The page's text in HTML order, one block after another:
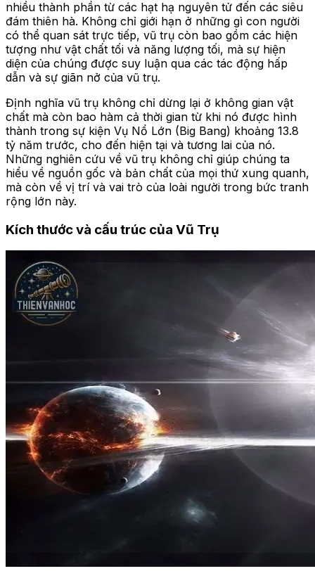
nhiều thành phần từ các hạt hạ nguyên tử đến các siêu
đám thiên hà. Không chỉ giới hạn ở những gì con người
có thể quan sát trực tiếp, vũ trụ còn bao gồm các hiện
tượng như vật chất tối và năng lượng tối, mà sự hiện
diện của chúng được suy luận qua các tác động hấp
dẫn và sự giãn nở của vũ trụ.
Định nghĩa vũ trụ không chỉ dừng lại ở không gian vật
chất mà còn bao hàm cả thời gian từ khi nó được hình
thành trong sự kiện Vụ Nổ Lớn (Big Bang) khoảng 13.8
tỷ năm trước, cho đến hiện tại và tương lai của nó.
Những nghiên cứu về vũ trụ không chỉ giúp chúng ta
hiểu về nguồn gốc và bản chất của mọi thứ xung quanh,
mà còn về vị trí và vai trò của loài người trong bức tranh
rộng lớn này.
Kích thước và cấu trúc của Vũ Trụ